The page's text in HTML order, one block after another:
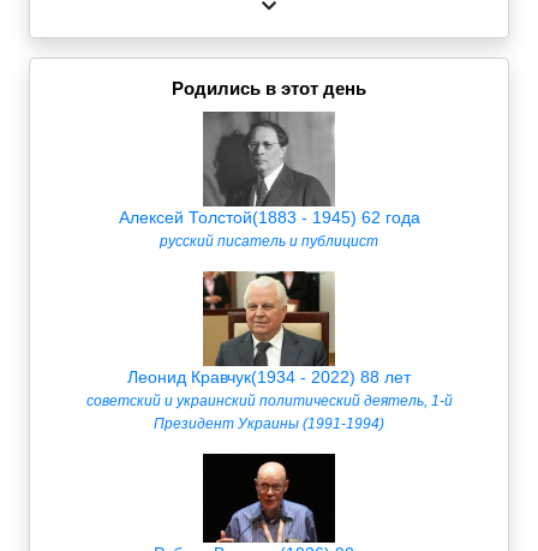
Родились в этот день
Алексей Толстой(1883 - 1945) 62 года
русский писатель и публицист
Леонид Кравчук(1934 - 2022) 88 лет
советский и украинский политический деятель, 1-й
Президент Украины (1991-1994)